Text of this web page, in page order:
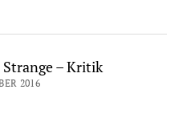
– Kritik
2016